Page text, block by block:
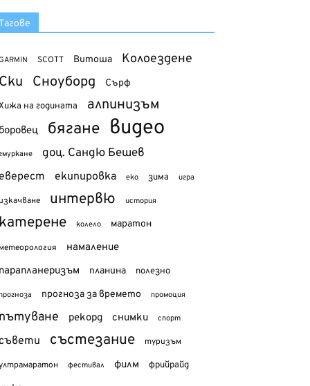
SCOTT Витоша Колоездене
Сноуборд Сърф
на годината алпинизъм
бягане видео
доц. Сандю Бешев
екипировка еко зима игра
интервю история
колело маратон
намаление
планина полезно
прогноза за времето промоция
рекорд снимки спорт
състезание туризъм
фестивал филм фрийрайд